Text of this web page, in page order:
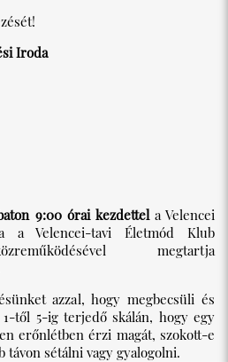
Iroda
9:00 órai kezdettela Velencei
a Velencei-tavi Életmód Klub
megtartja
azzal, hogy megbecsüli és
től 5-ig terjedő skálán, hogy egy
erőnlétben érzi magát, szokott-e
sétálni vagy gyalogolni.